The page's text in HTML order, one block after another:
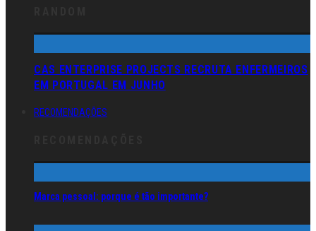
CAS ENTERPRISE PROJECTS RECRUTA ENFERMEIROS
EM PORTUGAL EM JUNHO
RECOMENDAÇÕES
Marca pessoal: porque é tão importante?